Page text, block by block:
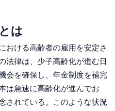
は
おける高齢者の雇用を安定さ
法律は、少子高齢化が進む日
会を確保し、年金制度を補完
は急速に高齢化が進んでお
されている。このような状況